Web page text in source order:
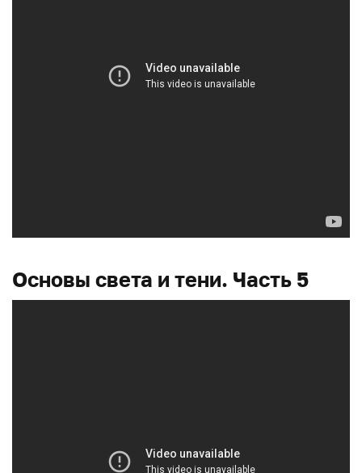
Основы света и тени. Часть 5